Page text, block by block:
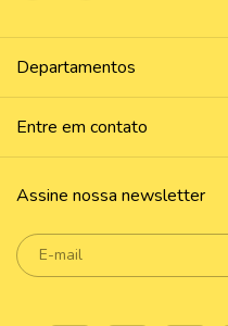
Departamentos
Entre em contato
Assine nossa newsletter